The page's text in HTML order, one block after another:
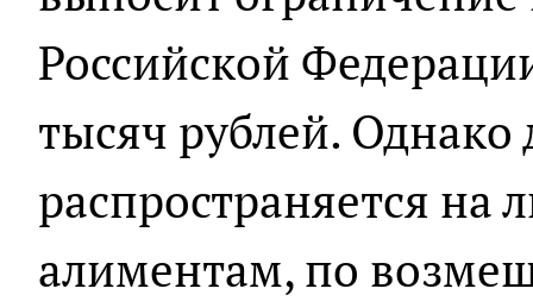
Российской
тысяч рублей.
распространяется
алиментам, по